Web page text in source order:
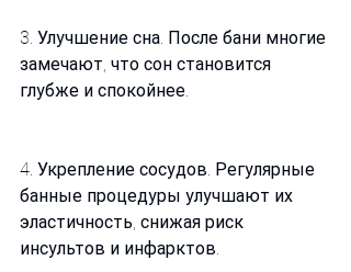
3. Улучшение сна. После бани многие
замечают, что сон становится
глубже и спокойнее.
4. Укрепление сосудов. Регулярные
банные процедуры улучшают их
эластичность, снижая риск
инсультов и инфарктов.